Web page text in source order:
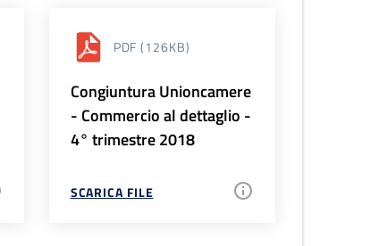
PDF (126KB)
Congiuntura Unioncamere
- Commercio al dettaglio -
4° trimestre 2018
SCARICA FILE